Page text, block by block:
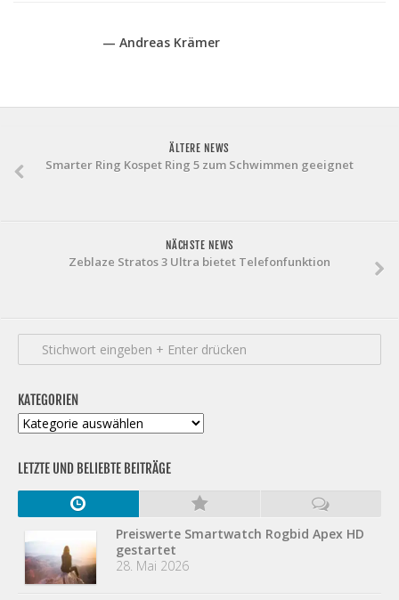
— Andreas Krämer
ÄLTERE NEWS
Smarter Ring Kospet Ring 5 zum Schwimmen geeignet
NÄCHSTE NEWS
Zeblaze Stratos 3 Ultra bietet Telefonfunktion
KATEGORIEN
Kategorien
LETZTE UND BELIEBTE BEITRÄGE
Preiswerte Smartwatch Rogbid Apex HD
gestartet
28. Mai 2026